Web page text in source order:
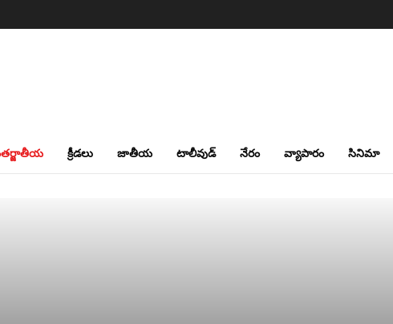
క్రీడలు జాతీయ టాలీవుడ్ నేరం వ్యాపారం సినిమా